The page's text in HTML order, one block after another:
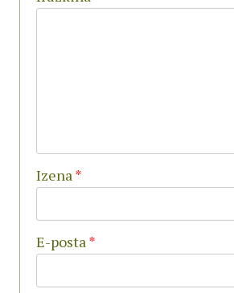
Izena*
E-posta*